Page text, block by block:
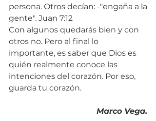
persona. Otros decían: -"engaña a la
gente". Juan 7:12
Con algunos quedarás bien y con
otros no. Pero al final lo
importante, es saber que Dios es
quién realmente conoce las
intenciones del corazón. Por eso,
guarda tu corazón.
Marco Vega.